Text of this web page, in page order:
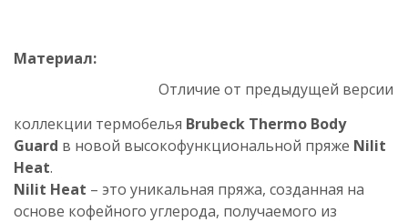
Материал:
Отличие от предыдущей версии
коллекции термобелья Brubeck Thermo Body
Guard в новой высокофункциональной пряже Nilit
Heat.
Nilit Heat – это уникальная пряжа, созданная на
основе кофейного углерода, получаемого из